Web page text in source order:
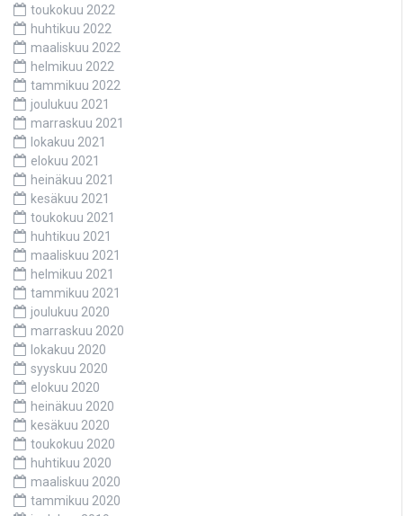
toukokuu 2022
huhtikuu 2022
maaliskuu 2022
helmikuu 2022
tammikuu 2022
joulukuu 2021
marraskuu 2021
lokakuu 2021
elokuu 2021
heinäkuu 2021
kesäkuu 2021
toukokuu 2021
huhtikuu 2021
maaliskuu 2021
helmikuu 2021
tammikuu 2021
joulukuu 2020
marraskuu 2020
lokakuu 2020
syyskuu 2020
elokuu 2020
heinäkuu 2020
kesäkuu 2020
toukokuu 2020
huhtikuu 2020
maaliskuu 2020
tammikuu 2020